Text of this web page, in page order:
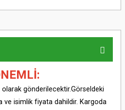
olarak gönderilecektir.Görseldeki
ve isimlik fiyata dahildir. Kargoda